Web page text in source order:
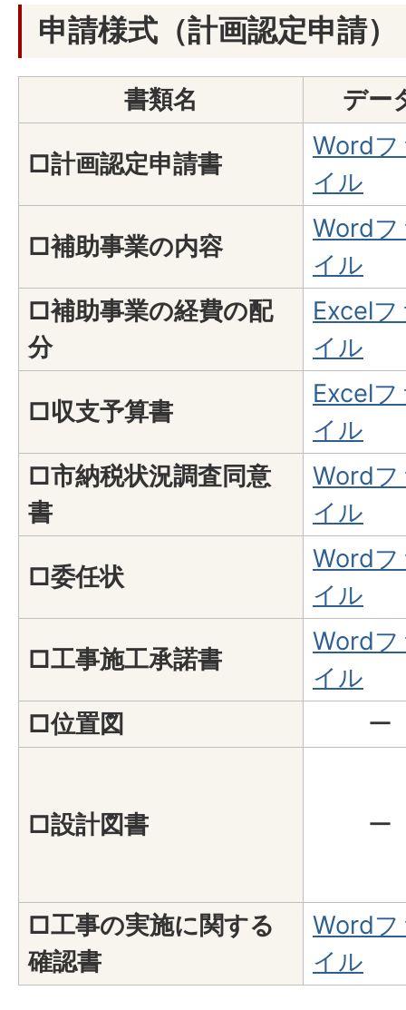
申請様式（計画認定申請）
書類名 デー
□計画認定申請書
Wordフ
イル
□補助事業の内容
Wordフ
イル
□補助事業の経費の配
分
Excelフ
イル
□収支予算書
Excelフ
イル
□市納税状況調査同意
書
Wordフ
イル
□委任状
Wordフ
イル
□工事施工承諾書
Wordフ
イル
□位置図
ー
□設計図書 ー
□工事の実施に関する
確認書
Wordフ
イル